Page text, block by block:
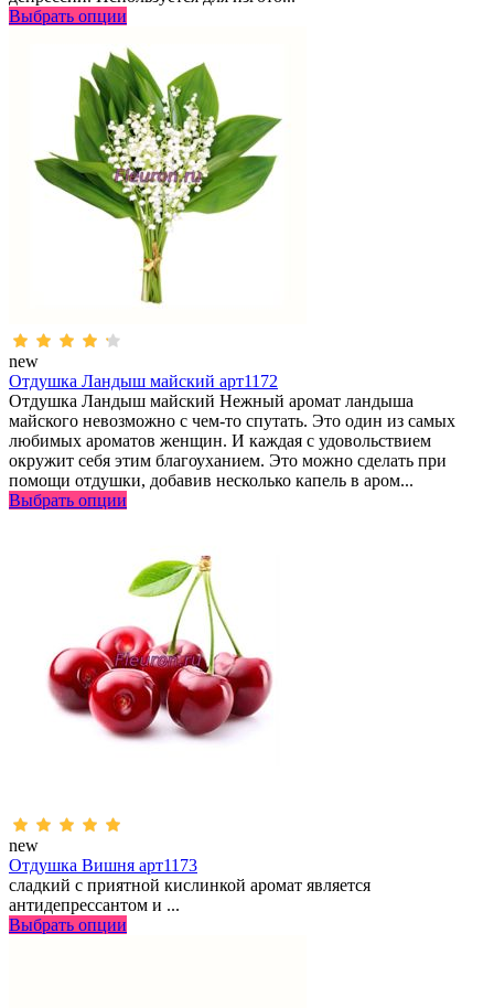
Выбрать опции
new
Отдушка Ландыш майский арт1172
Отдушка Ландыш майский Нежный аромат ландыша
майского невозможно с чем-то спутать. Это один из самых
любимых ароматов женщин. И каждая с удовольствием
окружит себя этим благоуханием. Это можно сделать при
помощи отдушки, добавив несколько капель в аром...
Выбрать опции
new
Отдушка Вишня арт1173
сладкий с приятной кислинкой аромат является
антидепрессантом и ...
Выбрать опции